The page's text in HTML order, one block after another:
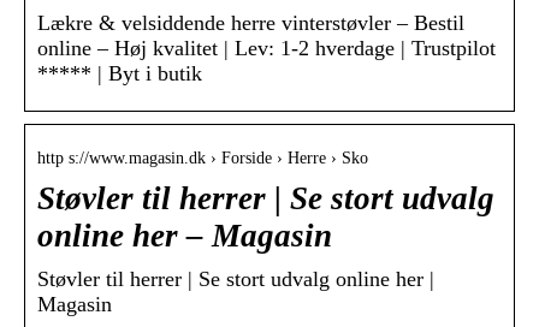
Lækre & velsiddende herre vinterstøvler – Bestil
online – Høj kvalitet | Lev: 1-2 hverdage | Trustpilot
***** | Byt i butik
http s://www.magasin.dk › Forside › Herre › Sko
Støvler til herrer | Se stort udvalg
online her – Magasin
Støvler til herrer | Se stort udvalg online her |
Magasin